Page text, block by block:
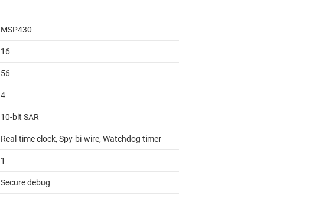
MSP430
16
56
4
10-bit SAR
Real-time clock, Spy-bi-wire, Watchdog timer
1
Secure debug